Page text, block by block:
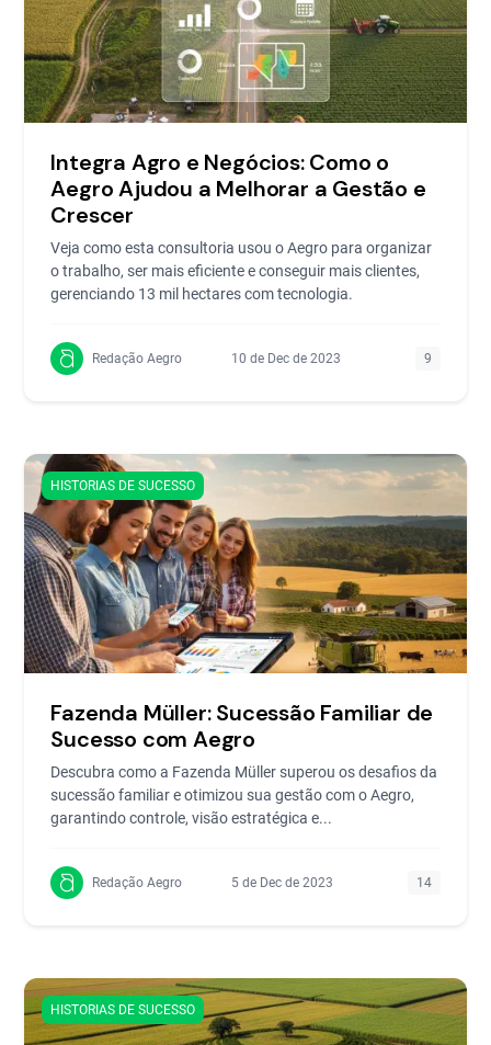
Integra Agro e Negócios: Como o
Aegro Ajudou a Melhorar a Gestão e
Crescer
Veja como esta consultoria usou o Aegro para organizar
o trabalho, ser mais eficiente e conseguir mais clientes,
gerenciando 13 mil hectares com tecnologia.
Redação Aegro 10 de Dec de 2023 9
HISTORIAS DE SUCESSO
Fazenda Müller: Sucessão Familiar de
Sucesso com Aegro
Descubra como a Fazenda Müller superou os desafios da
sucessão familiar e otimizou sua gestão com o Aegro,
garantindo controle, visão estratégica e...
Redação Aegro 5 de Dec de 2023 14
HISTORIAS DE SUCESSO